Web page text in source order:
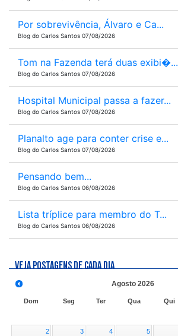
Por sobrevivência, Álvaro e Ca...
Blog do Carlos Santos 07/08/2026
Tom na Fazenda terá duas exibi�...
Blog do Carlos Santos 07/08/2026
Hospital Municipal passa a fazer...
Blog do Carlos Santos 07/08/2026
Planalto age para conter crise e...
Blog do Carlos Santos 07/08/2026
Pensando bem...
Blog do Carlos Santos 06/08/2026
Lista tríplice para membro do T...
Blog do Carlos Santos 06/08/2026
VEJA POSTAGENS DE CADA DIA
Agosto 2026
Dom Seg Ter Qua Qui
2
3 4 5